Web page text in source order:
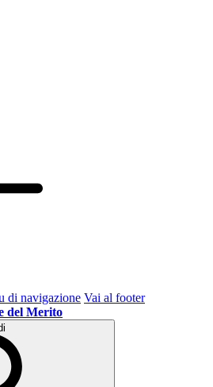
di navigazione Vai al footer
del Merito